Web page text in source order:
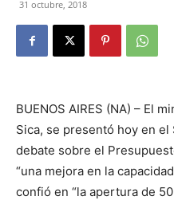
31 octubre, 2018
BUENOS AIRES (NA) – El
Sica, se presentó hoy en
debate sobre el
“una mejora en la
confió en “la apertura de